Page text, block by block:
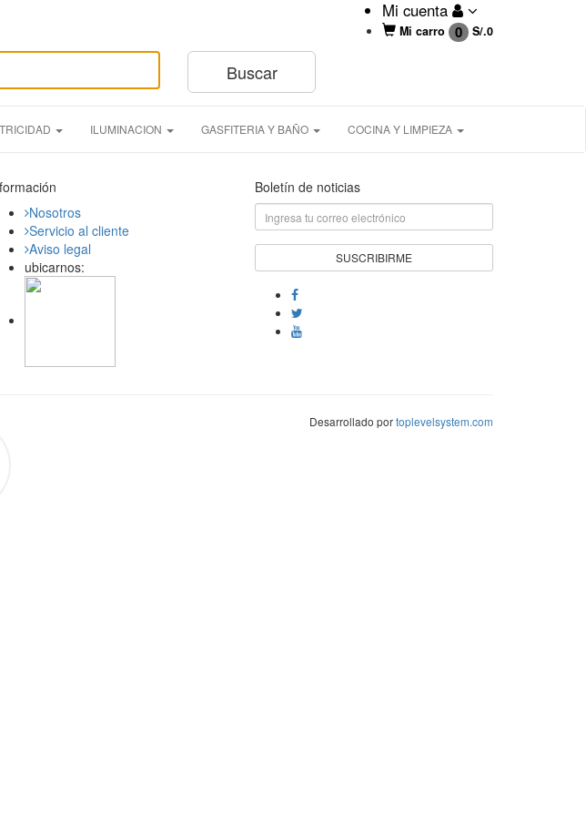
Mi cuenta
Mi carro 0 S/.0
ILUMINACION GASFITERIA Y BAÑO COCINA Y LIMPIEZA
Nosotros
Servicio al cliente
Aviso legal
ubicarnos:
Boletín de noticias
Desarrollado portoplevelsystem.com